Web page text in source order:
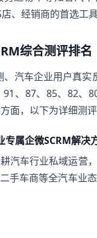
、经销商的首选工
综合测评排名
汽车企业用户真
、87、85、82、
面，以下为详细测
专属企微SCRM解决
汽车行业私域运营
手车商等全汽车业